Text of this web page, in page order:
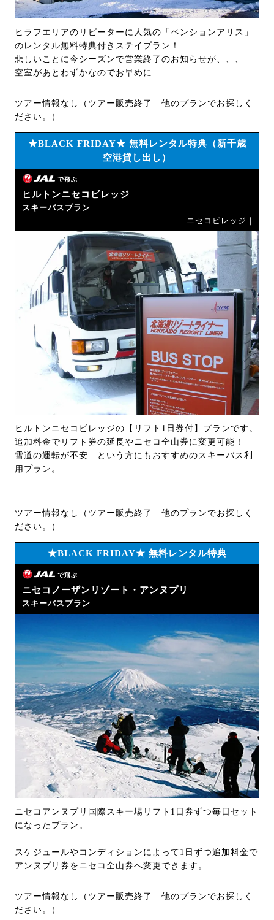
ヒラフエリアのリピーターに人気の「ペンションアリス」
のレンタル無料特典付きステイプラン！
悲しいことに今シーズンで営業終了のお知らせが、、、
空室があとわずかなのでお早めに
ツアー情報なし（ツアー販売終了 他のプランでお探しく
ださい。）
★BLACK FRIDAY★ 無料レンタル特典（新千歳
空港貸し出し）
で飛ぶ
ヒルトンニセコビレッジ
スキーバスプラン
｜ニセコビレッジ｜
ヒルトンニセコビレッジの【リフト1日券付】プランです。
追加料金でリフト券の延長やニセコ全山券に変更可能！
雪道の運転が不安…という方にもおすすめのスキーバス利
用プラン。
ツアー情報なし（ツアー販売終了 他のプランでお探しく
ださい。）
★BLACK FRIDAY★ 無料レンタル特典
で飛ぶ
ニセコノーザンリゾート・アンヌプリ
スキーバスプラン
ニセコアンヌプリ国際スキー場リフト1日券ずつ毎日セット
になったプラン。
スケジュールやコンディションによって1日ずつ追加料金で
アンヌプリ券をニセコ全山券へ変更できます。
ツアー情報なし（ツアー販売終了 他のプランでお探しく
ださい。）